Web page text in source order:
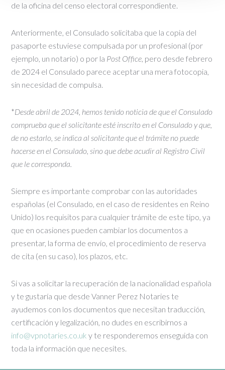
de la oficina del censo electoral correspondiente.
Anteriormente, el Consulado solicitaba que la copia del
pasaporte estuviese compulsada por un profesional (por
ejemplo, un notario) o por la Post Office, pero desde febrero
de 2024 el Consulado parece aceptar una mera fotocopia,
sin necesidad de compulsa.
*Desde abril de 2024, hemos tenido noticia de que el Consulado
comprueba que el solicitante esté inscrito en el Consulado y que,
de no estarlo, se indica al solicitante que el trámite no puede
hacerse en el Consulado, sino que debe acudir al Registro Civil
que le corresponda.
Siempre es importante comprobar con las autoridades
españolas (el Consulado, en el caso de residentes en Reino
Unido) los requisitos para cualquier trámite de este tipo, ya
que en ocasiones pueden cambiar los documentos a
presentar, la forma de envío, el procedimiento de reserva
de cita (en su caso), los plazos, etc.
Si vas a solicitar la recuperación de la nacionalidad española
y te gustaría que desde Vanner Perez Notaries te
ayudemos con los documentos que necesitan traducción,
certificación y legalización, no dudes en escribirnos a
info@vpnotaries.co.uk y te responderemos enseguida con
toda la información que necesites.